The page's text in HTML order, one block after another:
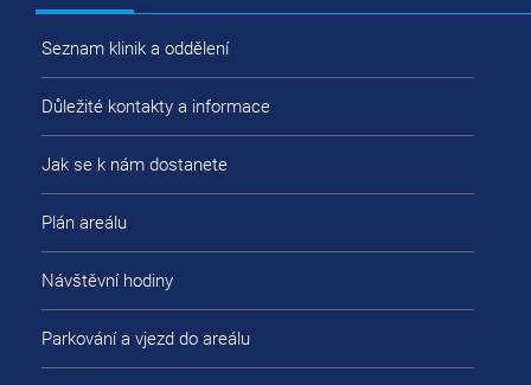
Seznam klinik a oddělení
Důležité kontakty a informace
Jak se k nám dostanete
Plán areálu
Návštěvní hodiny
Parkování a vjezd do areálu